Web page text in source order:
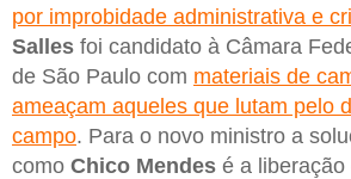
por improbidade administrativa e
Salles foi candidato à Câmara
de São Paulo com materiais de
ameaçam aqueles que lutam pelo
campo. Para o novo ministro a
como Chico Mendes é a